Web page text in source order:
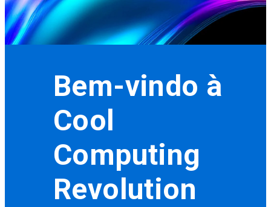
Bem-vindo à
Cool
Computing
Revolution